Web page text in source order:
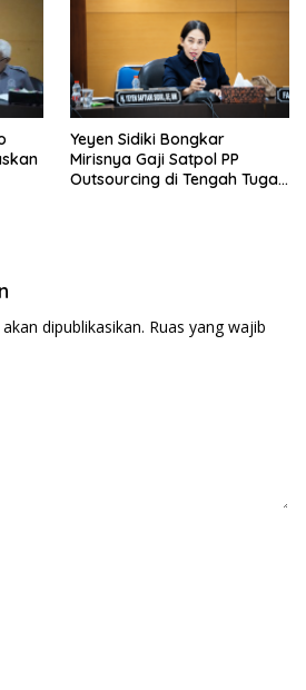
Yeyen Sidiki Bongkar
Mirisnya Gaji Satpol PP
Outsourcing di Tengah Tugas
dipublikasikan. Ruas yang wajib